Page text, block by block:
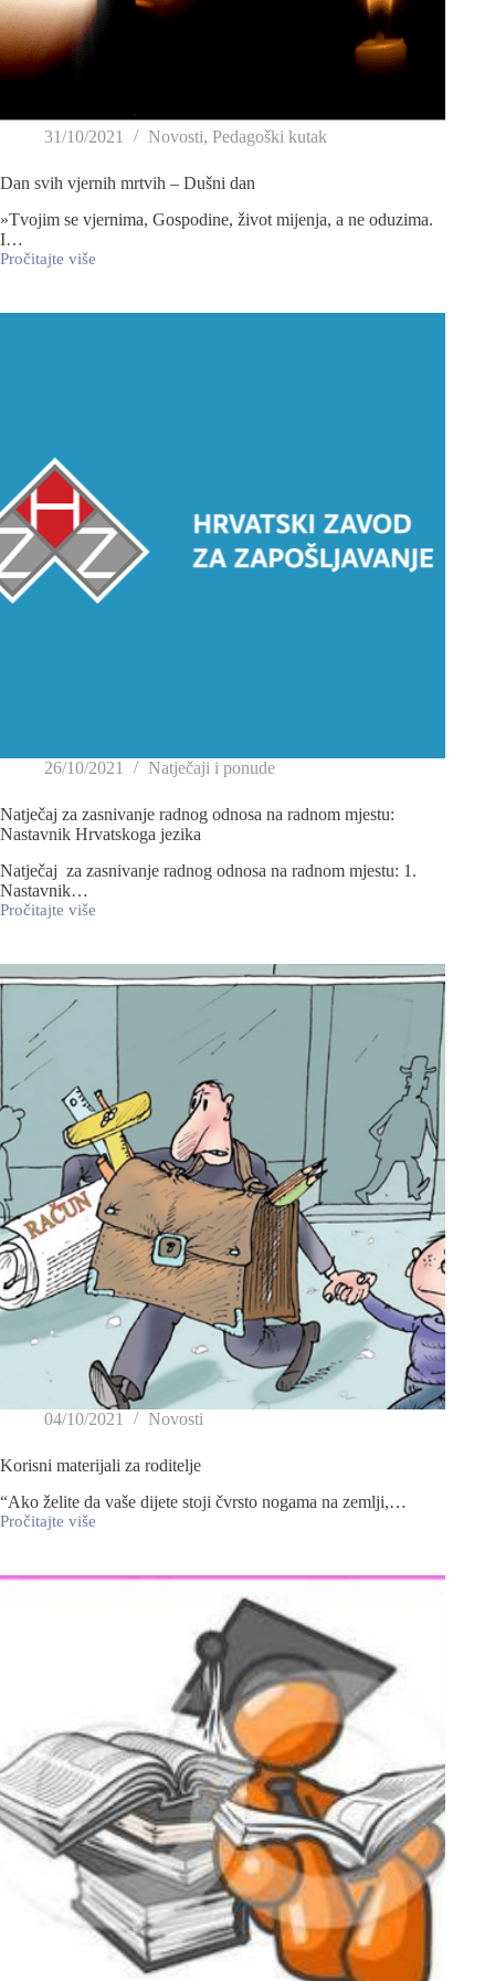
31/10/2021 Novosti, Pedagoški kutak
Dan svih vjernih mrtvih – Dušni dan
»Tvojim se vjernima, Gospodine, život mijenja, a ne oduzima.
I…
Pročitajte više
26/10/2021 Natječaji i ponude
Natječaj za zasnivanje radnog odnosa na radnom mjestu:
Nastavnik Hrvatskoga jezika
Natječaj za zasnivanje radnog odnosa na radnom mjestu: 1.
Nastavnik…
Pročitajte više
04/10/2021 Novosti
Korisni materijali za roditelje
“Ako želite da vaše dijete stoji čvrsto nogama na zemlji,…
Pročitajte više